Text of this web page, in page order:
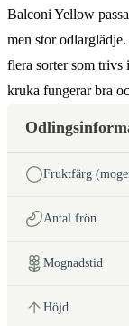
Balconi Yellow
men stor
flera sorter som trivs
kruka fungerar bra
Fruktfärg
Antal frön
Mognadstid
Höjd